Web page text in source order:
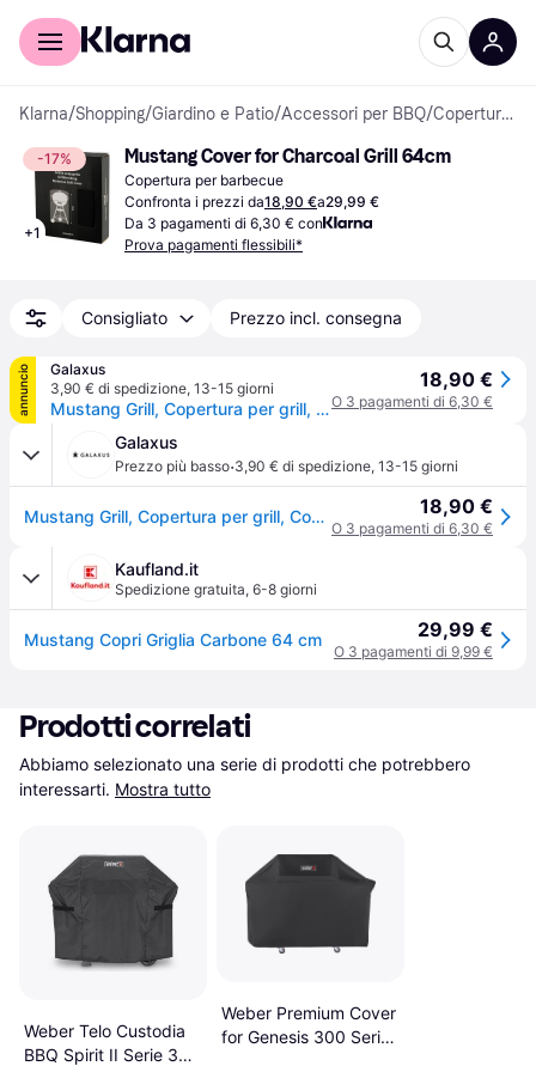
Per il tuo shopping
Klarna/Shopping/Giardino e Patio/Accessori per BBQ/ Coperture per barbecue
-17%
+1
Mustang Cover for Charcoal Grill 64cm
Copertura per barbecue
Confronta i prezzi da18,90 €a29,99 €
Da 3 pagamenti di 6,30 € con
Prova pagamenti flessibili*
Consigliato Prezzo incl. consegna
annuncio
Galaxus
3,90 € di spedizione, 13-15 giorni
Mustang Grill, Copertura per grill, Coperchio della griglia
18,90 €
O 3 pagamenti di 6,30 €
Galaxus
Prezzo più basso·3,90 € di spedizione, 13-15 giorni
Mustang Grill, Copertura per grill, Coperchio della griglia 18,90 €
O 3 pagamenti di 6,30 €
Kaufland.it
Spedizione gratuita, 6-8 giorni
Mustang Copri Griglia Carbone 64 cm 29,99 €
O 3 pagamenti di 9,99 €
Prodotti correlati
Abbiamo selezionato una serie di prodotti che potrebbero
interessarti. Mostra tutto
Weber Telo Custodia
BBQ Spirit II Serie 300
Weber Premium Cover
for Genesis 300 Series